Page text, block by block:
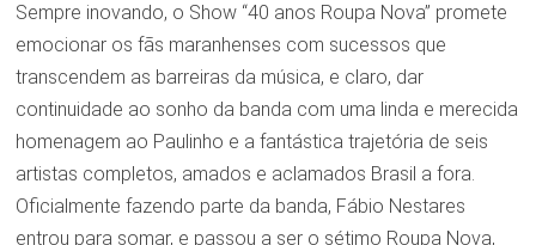
Sempre inovando, o Show “40 anos Roupa Nova” promete
emocionar os fãs maranhenses com sucessos que
transcendem as barreiras da música, e claro, dar
continuidade ao sonho da banda com uma linda e merecida
homenagem ao Paulinho e a fantástica trajetória de seis
artistas completos, amados e aclamados Brasil a fora.
Oficialmente fazendo parte da banda, Fábio Nestares
entrou para somar, e passou a ser o sétimo Roupa Nova,